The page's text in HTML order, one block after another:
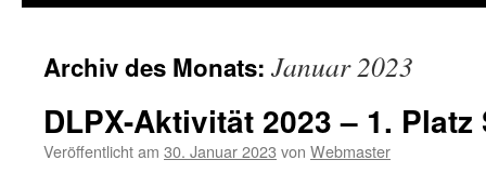
Archiv des Monats: Januar 2023
DLPX-Aktivität 2023 – 1. Platz
Veröffentlicht am 30. Januar 2023 von Webmaster